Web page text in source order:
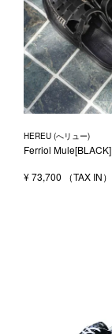
HEREU (へリュー)
Ferriol Mule[BLACK]
¥73,700